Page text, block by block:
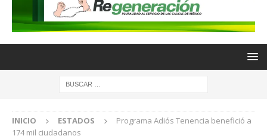
INICIO ESTADOS
Programa Adiós Tenencia benefició a
174 mil ciudadanos